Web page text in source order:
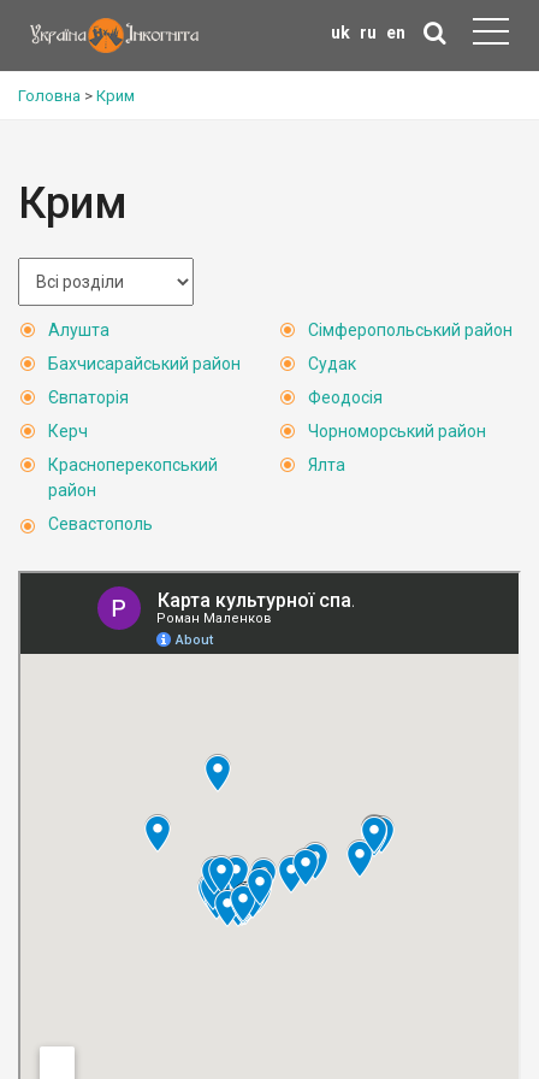
uk ru en
Головна > Крим
Крим
Алушта
Бахчисарайський район
Євпаторія
Керч
Красноперекопський
район
Севастополь
Сімферопольський район
Судак
Феодосія
Чорноморський район
Ялта